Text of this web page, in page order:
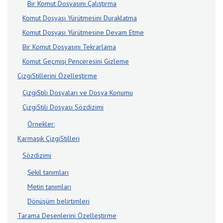
Bir Komut Dosyasını Çalıştırma
Komut Dosyası Yürütmesini Duraklatma
Komut Dosyası Yürütmesine Devam Etme
Bir Komut Dosyasını Tekrarlama
Komut Geçmişi Penceresini Gizleme
ÇizgiStillerini Özelleştirme
ÇizgiStili Dosyaları ve Dosya Konumu
ÇizgiStili Dosyası Sözdizimi
Örnekler:
Karmaşık ÇizgiStilleri
Sözdizimi
Şekil tanımları
Metin tanımları
Dönüşüm belirtimleri
Tarama Desenlerini Özelleştirme